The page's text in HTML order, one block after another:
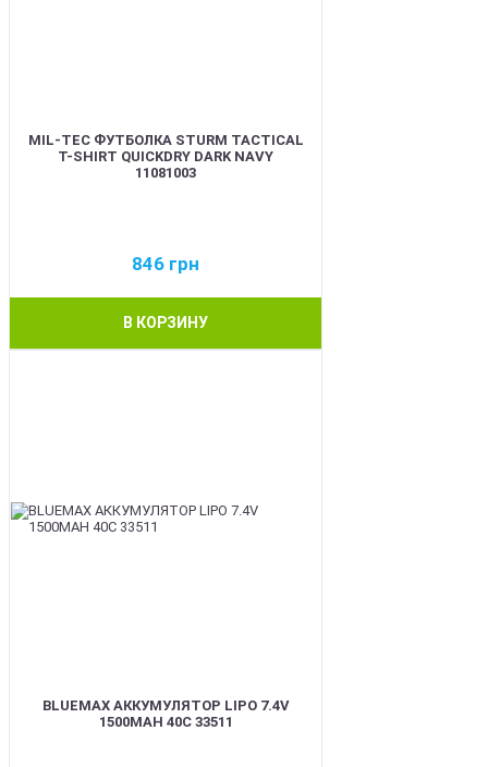
MIL-TEC ФУТБОЛКА STURM TACTICAL
T-SHIRT QUICKDRY DARK NAVY
11081003
846 грн
В КОРЗИНУ
BLUEMAX АККУМУЛЯТОР LIPO 7.4V
1500MAH 40C 33511